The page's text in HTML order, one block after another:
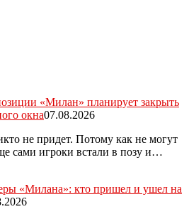
«Милан» планирует закрыть
окна07.08.2026
не придет. Потому как не могут
сами игроки встали в позу и…
«Милана»: кто пришел и ушел на